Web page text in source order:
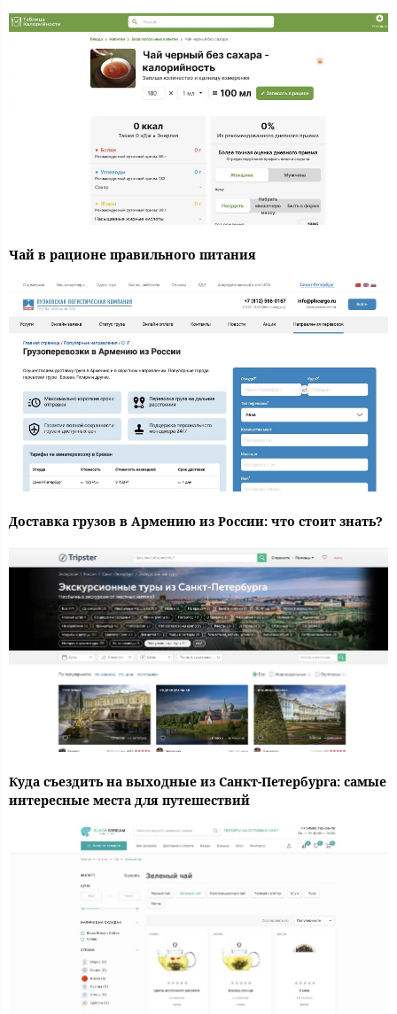
Чай в рационе правильного питания
Доставка грузов в Армению из России: что стоит знать?
Куда съездить на выходные из Санкт-Петербурга: самые
интересные места для путешествий